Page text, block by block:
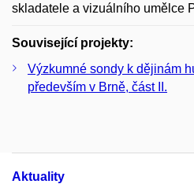
skladatele a vizuálního umělce
Související projekty:
Výzkumné sondy k dějinám
především v Brně, část II.
Aktuality